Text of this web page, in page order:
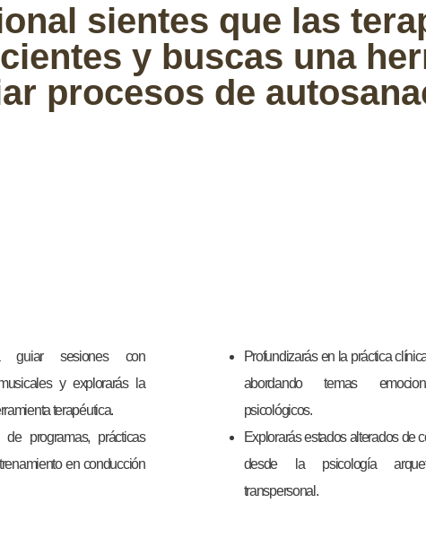
sientes que las
y buscas una
procesos de
guiar sesiones con
y explorarás la
terapéutica.
de programas, prácticas
en conducción
Profundizarás en la práctica
abordando temas
psicológicos.
Explorarás estados alterados de
desde la psicología
transpersonal.